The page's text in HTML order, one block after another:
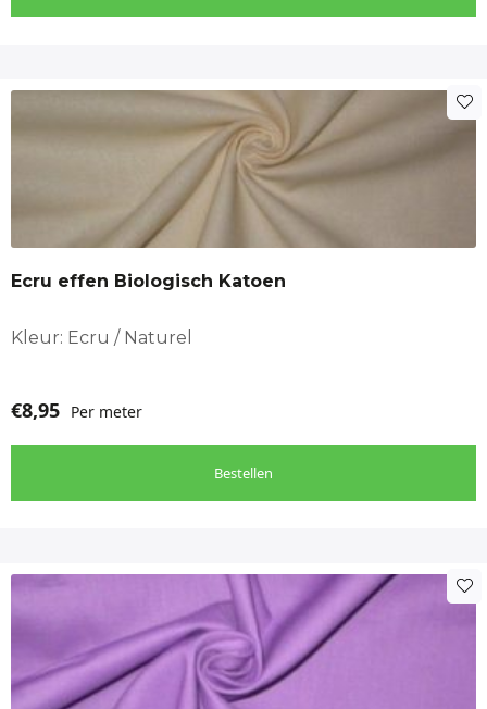
Ecru effen Biologisch Katoen
Kleur: Ecru / Naturel
€8,95 Per meter
Bestellen